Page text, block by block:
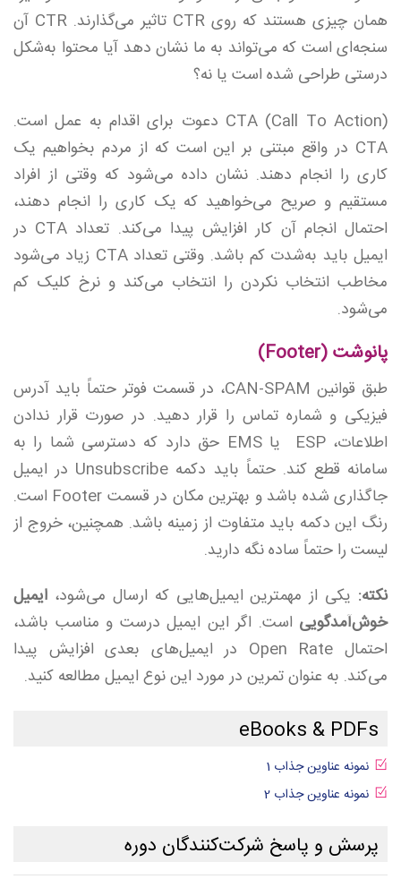
همان چیزی هستند که روی CTR تاثیر می‌گذارند. CTR آن
سنجه‌ای است که می‌تواند به ما نشان دهد آیا محتوا به‌شکل
درستی طراحی شده است یا نه؟
CTA (Call To Action) دعوت برای اقدام به عمل است.
CTA در واقع مبتنی بر این است که از مردم بخواهیم یک
کاری را انجام دهند. نشان داده می‌شود که وقتی از افراد
مستقیم و صریح می‌خواهید که یک کاری را انجام دهند،
احتمال انجام آن کار افزایش پیدا می‌کند. تعداد CTA در
ایمیل باید به‌شدت کم باشد. وقتی تعداد CTA زیاد می‌شود
مخاطب انتخاب نکردن را انتخاب می‌کند و نرخ کلیک کم
می‌شود.
پانوشت (Footer)
طبق قوانین CAN-SPAM، در قسمت فوتر حتماً باید آدرس
فیزیکی و شماره تماس را قرار دهید. در صورت قرار ندادن
اطلاعات، ESP یا EMS حق دارد که دسترسی شما را به
سامانه قطع کند. حتماً باید دکمه Unsubscribe در ایمیل
جاگذاری شده باشد و بهترین مکان در قسمت Footer است.
رنگ این دکمه باید متفاوت از زمینه باشد. همچنین، خروج از
لیست را حتماً ساده نگه دارید.
نکته: یکی از مهمترین ایمیل‌هایی که ارسال می‌شود، ایمیل‌
خوش‌آمدگویی است. اگر این ایمیل درست و مناسب باشد،
احتمال Open Rate در ایمیل‌های بعدی افزایش پیدا
می‌کند. به عنوان تمرین در مورد این نوع ایمیل مطالعه کنید.
eBooks & PDFs
نمونه عناوین جذاب 1
نمونه عناوین جذاب 2
پرسش و پاسخ شرکت‌کنندگان دوره